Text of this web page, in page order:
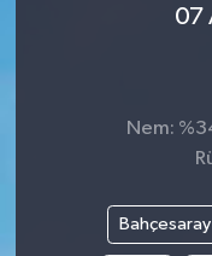
07
Nem:
Bahçesaray
İlçe Haberleri
Kültür & Sanat